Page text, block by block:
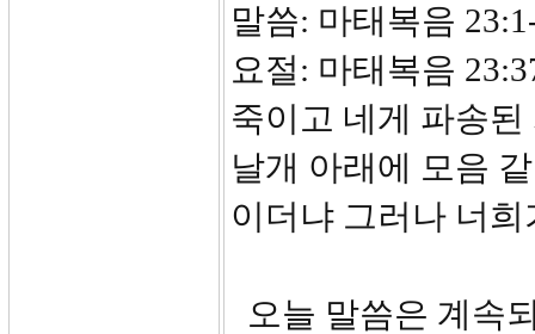
말씀: 마태복음
요절: 마태복음
죽이고 네게 파송
날개 아래에 모음
이더냐 그러나 너
오늘 말씀은 계속